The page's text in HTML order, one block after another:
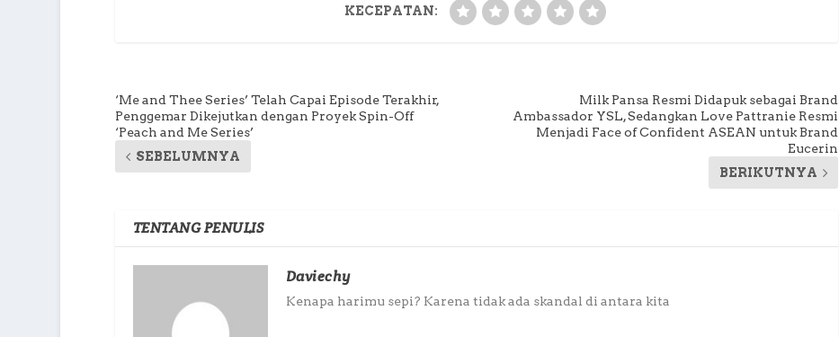
KECEPATAN:
‘Me and Thee Series’ Telah Capai Episode Terakhir,
Penggemar Dikejutkan dengan Proyek Spin-Off
‘Peach and Me Series’
SEBELUMNYA
Milk Pansa Resmi Didapuk sebagai Brand
Ambassador YSL, Sedangkan Love Pattranie Resmi
Menjadi Face of Confident ASEAN untuk Brand
Eucerin
BERIKUTNYA
TENTANG PENULIS
Daviechy
Kenapa harimu sepi? Karena tidak ada skandal di antara kita